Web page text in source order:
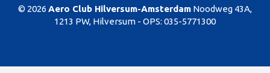
© 2026 Aero Club Hilversum-Amsterdam Noodweg 43A,
1213 PW, Hilversum - OPS: 035-5771300